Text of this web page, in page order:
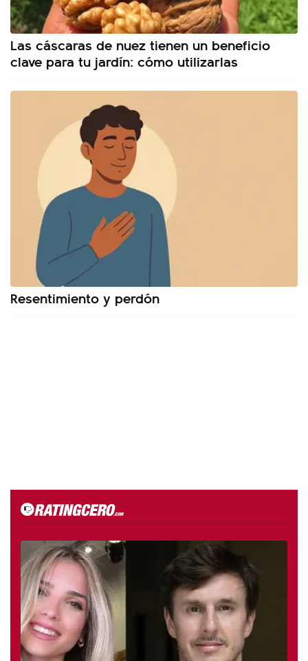
Las cáscaras de nuez tienen un beneficio
clave para tu jardín: cómo utilizarlas
Resentimiento y perdón